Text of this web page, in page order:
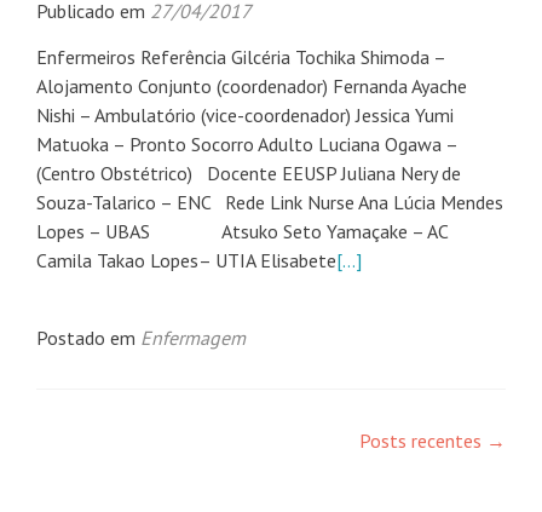
Publicado em 27/04/2017
Enfermeiros Referência Gilcéria Tochika Shimoda –
Alojamento Conjunto (coordenador) Fernanda Ayache
Nishi – Ambulatório (vice-coordenador) Jessica Yumi
Matuoka – Pronto Socorro Adulto Luciana Ogawa –
(Centro Obstétrico) Docente EEUSP Juliana Nery de
Souza-Talarico – ENC Rede Link Nurse Ana Lúcia Mendes
Lopes – UBAS Atsuko Seto Yamaçake – AC
Camila Takao Lopes– UTIA Elisabete[…]
Postado em Enfermagem
Posts recentes →